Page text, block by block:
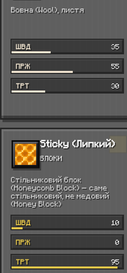
Вовна (Wool), листя
ШВД 35
ПРЖ 55
ТРТ 30
Sticky (Липкий)
БЛОКИ
Стільниковий блок
(Honeycomb Block) — саме
стільниковий, не медовий
(Honey Block)
ШВД 10
ПРЖ 0
ТРТ 95